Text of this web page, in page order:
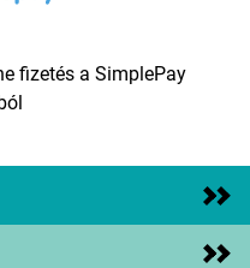
fizetés a SimplePay